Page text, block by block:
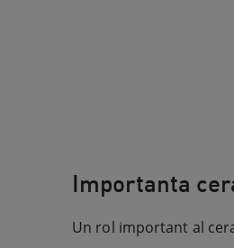
Importanta
Un rol important al